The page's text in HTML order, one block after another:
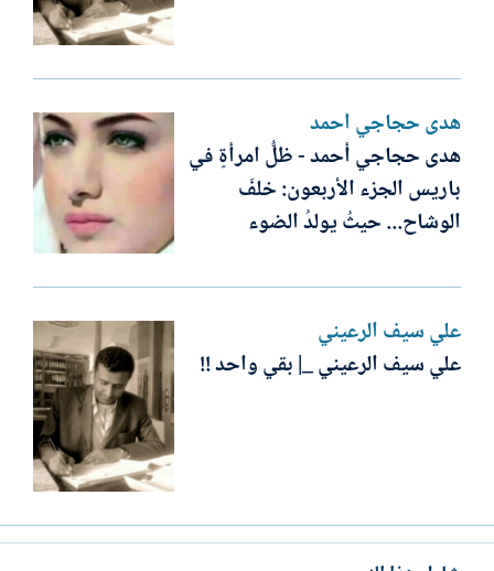
ھدى حجاجي أحمد
ھدى حجاجي أحمد - ظلُّ امرأةٍ في
باريس الجزء الأربعون: خلفَ
الوشاح... حيثُ يولدُ الضوء
علي سيف الرعيني
علي سيف الرعيني _| بقي واحد !!